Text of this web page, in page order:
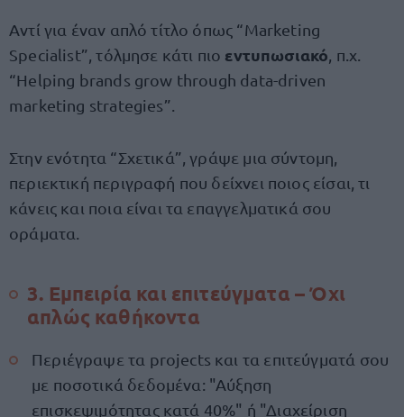
Αντί για έναν απλό τίτλο όπως “Marketing
Specialist”, τόλμησε κάτι πιο εντυπωσιακό , π.χ.
“Helping brands grow through data-driven
marketing strategies”.
Στην ενότητα “Σχετικά”, γράψε μια σύντομη,
περιεκτική περιγραφή που δείχνει ποιος είσαι, τι
κάνεις και ποια είναι τα επαγγελματικά σου
οράματα.
3. Εμπειρία και επιτεύγματα – Όχι
απλώς καθήκοντα
Περιέγραψε τα projects και τα επιτεύγματά σου
με ποσοτικά δεδομένα: "Αύξηση
επισκεψιμότητας κατά 40%" ή "Διαχείριση